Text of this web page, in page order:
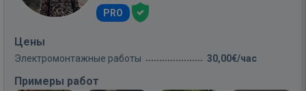
PRO
Цены
Электромонтажные работы 30,00€/час
Примеры работ